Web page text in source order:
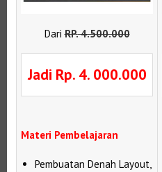
DariRP.4.500.000
Jadi Rp. 4. 000.000
Materi Pembelajaran
Pembuatan Denah Layout,